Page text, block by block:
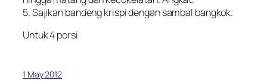
5. Sajikan bandeng krispi dengan sambal bangkok.
Untuk 4 porsi
1 May 2012